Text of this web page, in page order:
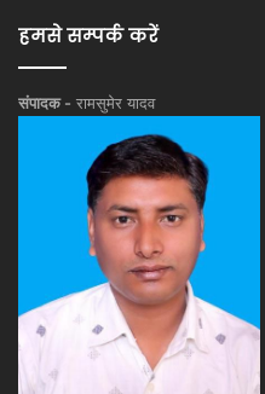
हमसे सम्पर्क करें
संपादक - रामसुमेर यादव